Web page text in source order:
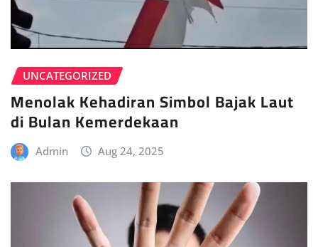
UNCATEGORIZED
Menolak Kehadiran Simbol Bajak Laut
di Bulan Kemerdekaan
Admin Aug 24, 2025